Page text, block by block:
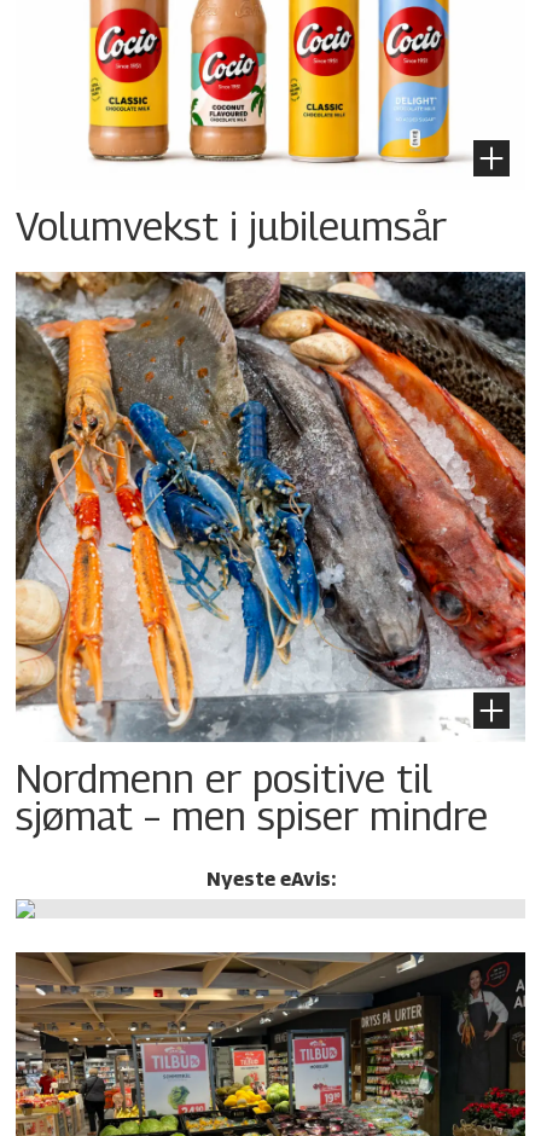
Volumvekst i jubileumsår
Nordmenn er positive til
sjømat – men spiser mindre
Nyeste eAvis: